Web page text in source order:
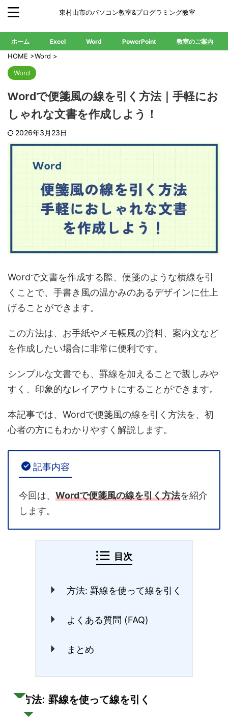
東村山市のパソコン教室&プログラミング教室
ホーム Excel Word PowerPoint 教室のご案内
HOME >Word >
Word
Wordで便箋風の線を引く方法｜手軽にお
しゃれな文書を作成しよう！
2026年3月23日
Wordで文書を作成する際、便箋のような横線を引
くことで、手書き風の温かみのあるデザインに仕上
げることができます。
この方法は、お手紙やメモ帳風の資料、案内文など
を作成したい場合に非常に便利です。
シンプルな文書でも、罫線を加えることで親しみや
すく、印象的なレイアウトにすることができます。
本記事では、Wordで便箋風の線を引く方法を、初
心者の方にもわかりやすく解説します。
記事内容
今回は、 Wordで便箋風の線を引く方法を紹介
します。
目次
方法: 罫線を使って線を引く
よくある質問 (FAQ)
まとめ
方法: 罫線を使って線を引く